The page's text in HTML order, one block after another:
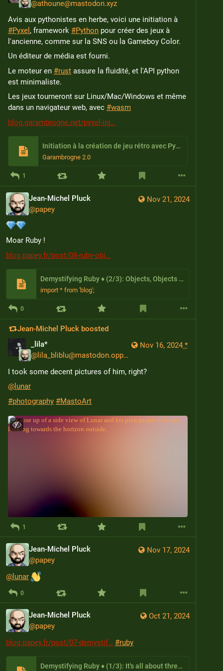
@athoune@mastodon.xyz
#Pyxel , framework #Python pour créer des jeux à
l'ancienne, comme sur la SNS ou la Gameboy Color.
Un éditeur de média est fourni.
Le moteur en #rust assure la fluidité, et l'API python
est minimaliste.
Les jeux tourneront sur Linux/Mac/Windows et même
dans un navigateur web, avec #wasm
blog.garambrogne.net/pyxel-ini
Initiation à la création de jeu rétro avec Pyxel
Garambrogne 2.0
1
Nov 21, 2024
Jean-Michel Pluck
@papey
Moar Ruby !
blog.papey.fr/post/08-ruby-obj
Demystifying Ruby ♦️ (2/3): Objects, Objects everywhere
import * from 'blog';
0
Jean-Michel Pluck boosted
Nov 16, 2024 *
_lila*
@ lila_bliblu@mastodon.opportunis.me
I took some decent pictures of him, right?
@ lunar
#photography #MastoArt
1
Nov 17, 2024
Jean-Michel Pluck
@papey
@ lunar
0
Oct 21, 2024
Jean-Michel Pluck
@papey
blog.papey.fr/post/07-demystif
#ruby
Demystifying Ruby ♦️ (1/3): It's all about threads